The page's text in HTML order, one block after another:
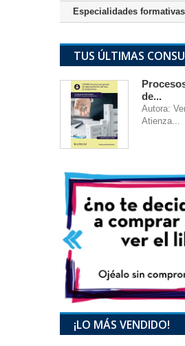
Especialidades formativas
TUS ÚLTIMAS
de...
Autora:
Atienza...
¡LO MÁS VENDIDO!